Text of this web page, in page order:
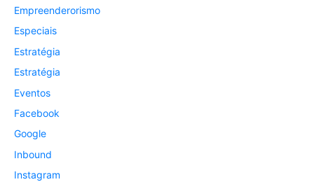
Empreenderorismo
Especiais
Estratégia
Estratégia
Eventos
Facebook
Google
Inbound
Instagram